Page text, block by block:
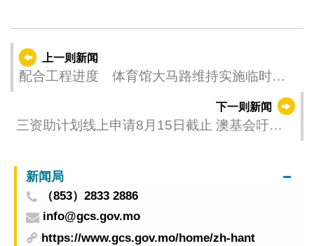
上一则新闻
配合工程进度 体育馆大马路维持实施临时交
下一则新闻
三资助计划线上申请8月15日截止 澳基会吁申
新闻局
（853）2833 2886
info@gcs.gov.mo
https://www.gcs.gov.mo/home/zh-hant